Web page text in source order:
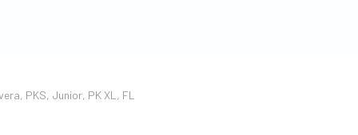
PKS, Junior, PK XL, FL